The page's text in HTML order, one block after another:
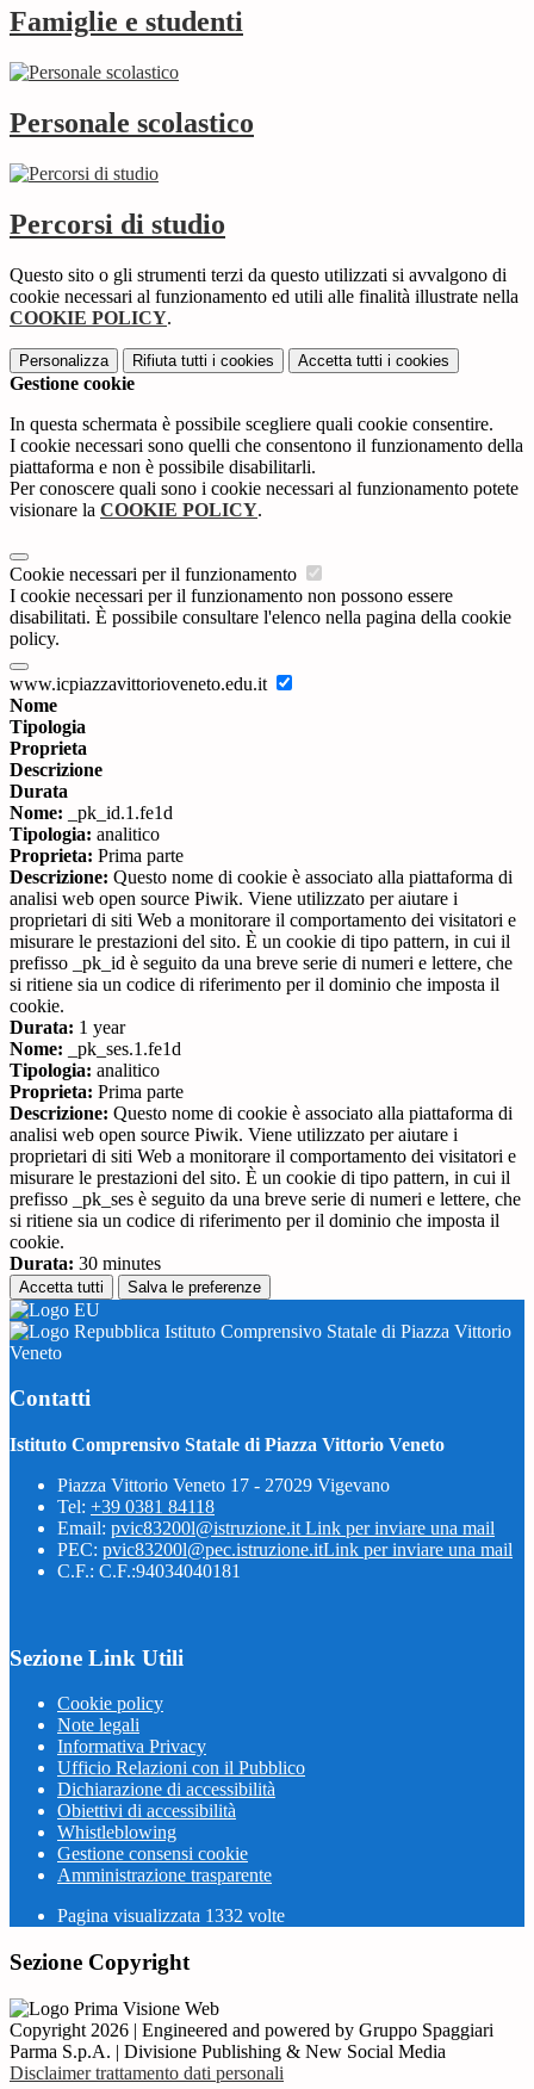
Famiglie e studenti
Personale scolastico
Percorsi di studio
Questo sito o gli strumenti terzi da questo utilizzati si avvalgono di
cookie necessari al funzionamento ed utili alle finalità illustrate nella
COOKIE POLICY.
Personalizza Rifiuta tutti i cookies Accetta tutti i cookies
Gestione cookie
In questa schermata è possibile scegliere quali cookie consentire.
I cookie necessari sono quelli che consentono il funzionamento della
piattaforma e non è possibile disabilitarli.
Per conoscere quali sono i cookie necessari al funzionamento potete
visionare la COOKIE POLICY.
Cookie necessari per il funzionamento
I cookie necessari per il funzionamento non possono essere
disabilitati. È possibile consultare l'elenco nella pagina della cookie
policy.
www.icpiazzavittorioveneto.edu.it
Nome
Tipologia
Proprieta
Descrizione
Durata
Nome: _pk_id.1.fe1d
Tipologia: analitico
Proprieta: Prima parte
Descrizione: Questo nome di cookie è associato alla piattaforma di
analisi web open source Piwik. Viene utilizzato per aiutare i
proprietari di siti Web a monitorare il comportamento dei visitatori e
misurare le prestazioni del sito. È un cookie di tipo pattern, in cui il
prefisso _pk_id è seguito da una breve serie di numeri e lettere, che
si ritiene sia un codice di riferimento per il dominio che imposta il
cookie.
Durata: 1 year
Nome: _pk_ses.1.fe1d
Tipologia: analitico
Proprieta: Prima parte
Descrizione: Questo nome di cookie è associato alla piattaforma di
analisi web open source Piwik. Viene utilizzato per aiutare i
proprietari di siti Web a monitorare il comportamento dei visitatori e
misurare le prestazioni del sito. È un cookie di tipo pattern, in cui il
prefisso _pk_ses è seguito da una breve serie di numeri e lettere, che
si ritiene sia un codice di riferimento per il dominio che imposta il
cookie.
Durata: 30 minutes
Accetta tutti Salva le preferenze
Istituto Comprensivo Statale di Piazza Vittorio
Veneto
Contatti
Istituto Comprensivo Statale di Piazza Vittorio Veneto
Piazza Vittorio Veneto 17 - 27029 Vigevano
Tel: +39 0381 84118
Email: pvic83200l@istruzione.it Link per inviare una mail
PEC: pvic83200l@pec.istruzione.itLink per inviare una mail
C.F.: C.F.:94034040181
Sezione Link Utili
Cookie policy
Note legali
Informativa Privacy
Ufficio Relazioni con il Pubblico
Dichiarazione di accessibilità
Obiettivi di accessibilità
Whistleblowing
Gestione consensi cookie
Amministrazione trasparente
Pagina visualizzata 1332 volte
Sezione Copyright
Copyright 2026 | Engineered and powered by Gruppo Spaggiari
Parma S.p.A. | Divisione Publishing & New Social Media
Disclaimer trattamento dati personali